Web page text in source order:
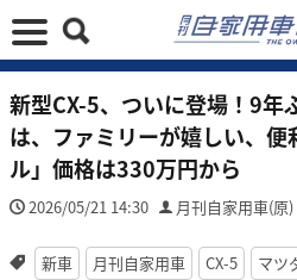
新型CX-5、ついに登場！9年
は、ファミリーが嬉しい、
ル」価格は330万円から
2026/05/21 14:30 月刊自家用車(原)
新車 月刊自家用車 CX-5 マツ